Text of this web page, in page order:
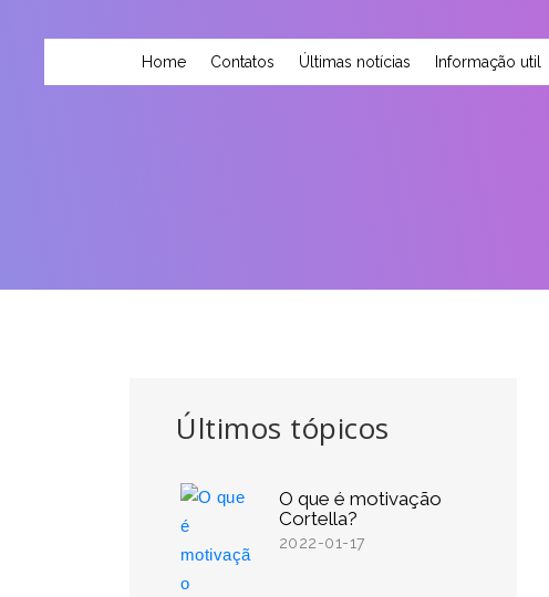
Home Contatos Últimas notícias Informação util
Últimos tópicos
O que é motivação
Cortella?
2022-01-17